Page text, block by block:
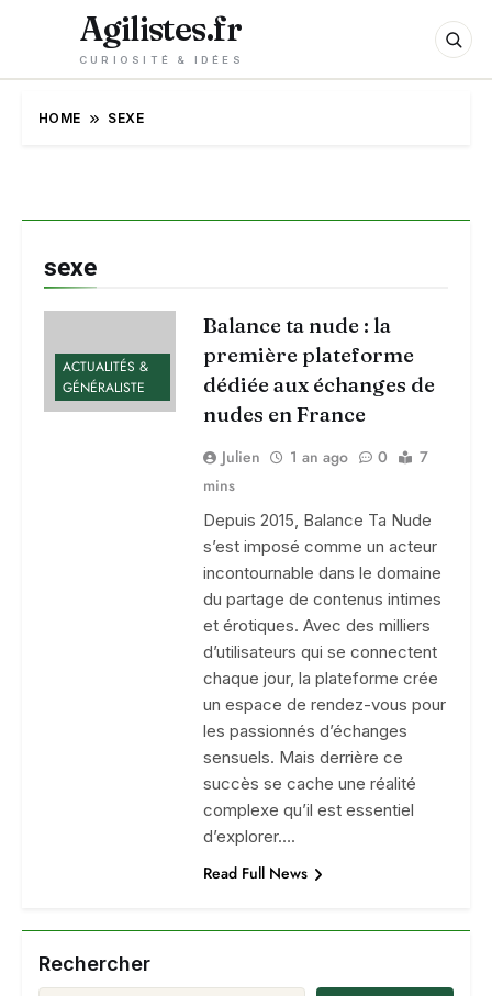
Agilistes.fr
CURIOSITÉ & IDÉES
HOME SEXE
sexe
ACTUALITÉS &
GÉNÉRALISTE
Balance ta nude : la
première plateforme
dédiée aux échanges de
nudes en France
Julien 1 an ago 0
7
mins
Depuis 2015, Balance Ta Nude
s’est imposé comme un acteur
incontournable dans le domaine
du partage de contenus intimes
et érotiques. Avec des milliers
d’utilisateurs qui se connectent
chaque jour, la plateforme crée
un espace de rendez-vous pour
les passionnés d’échanges
sensuels. Mais derrière ce
succès se cache une réalité
complexe qu’il est essentiel
d’explorer….
Read Full News
Rechercher